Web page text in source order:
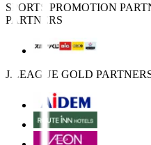
SPORTS PROMOTION
PARTNERS
J.LEAGUE GOLD